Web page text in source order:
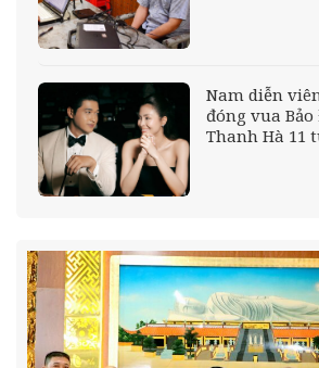
Nam diễn
đóng vua
Thanh Hà 11